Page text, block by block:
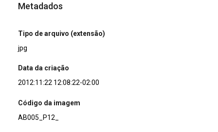
Metadados
Tipo de arquivo (extensão)
jpg
Data da criação
2012:11:22 12:08:22-02:00
Código da imagem
AB005_P12_